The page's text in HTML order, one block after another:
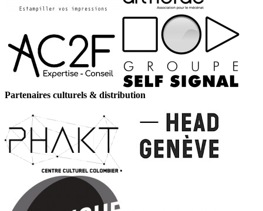
Partenaires culturels & distribution